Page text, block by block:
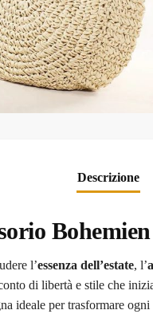
Descrizione
l’essenza dell’estate, l’
di libertà e stile che
ideale per trasformare